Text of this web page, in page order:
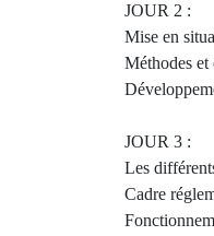
JOUR 2 :
Mise en
Méthodes
JOUR 3 :
Les
Cadre